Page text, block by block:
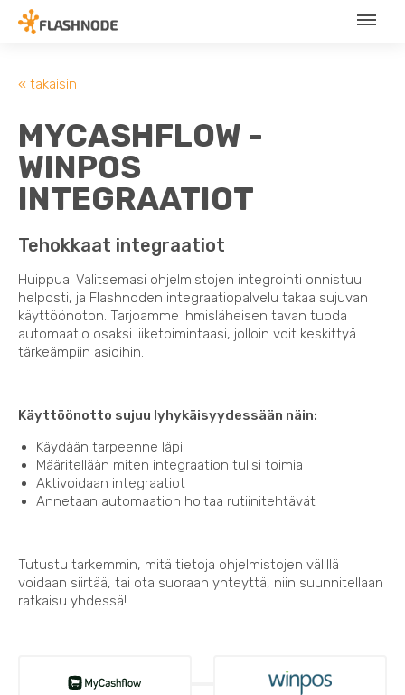
« takaisin
MYCASHFLOW -
WINPOS
INTEGRAATIOT
Tehokkaat integraatiot
Huippua! Valitsemasi ohjelmistojen integrointi onnistuu
helposti, ja Flashnoden integraatiopalvelu takaa sujuvan
käyttöönoton. Tarjoamme ihmisläheisen tavan tuoda
automaatio osaksi liiketoimintaasi, jolloin voit keskittyä
tärkeämpiin asioihin.
Käyttöönotto sujuu lyhykäisyydessään näin:
Käydään tarpeenne läpi
Määritellään miten integraation tulisi toimia
Aktivoidaan integraatiot
Annetaan automaation hoitaa rutiinitehtävät
Tutustu tarkemmin, mitä tietoja ohjelmistojen välillä
voidaan siirtää, tai ota suoraan yhteyttä, niin suunnitellaan
ratkaisu yhdessä!